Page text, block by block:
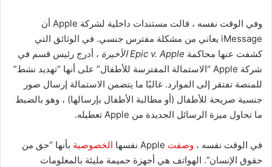
وفي الوقت نفسه ، قالت مستندات داخلية لشركة Apple أن
iMessage يعاني من مشكلة مفترس جنسي. في الوثائق التي
كشفت عنها محاكمة Epic v. Apple الأخيرة
، أدرج رئيس قسم في
شركة Apple “الاستمالة المفترسة للأطفال” على أنها “تهديد نشط”
للمنصة تفتقر إلى الموارد. غالبًا ما يتضمن الاستمالة إرسال صور
جنسية صريحة للأطفال (أو مطالبة الأطفال بإرسالها) ، وهو بالضبط
ما تحاول ميزة الرسائل الجديدة من Apple تعطيله.
في الوقت نفسه ، وصفت الخصوصية بأنها “حق من
حقوق الإنسان”. الهواتف هي أجهزة حميمة مليئة بالمعلومات